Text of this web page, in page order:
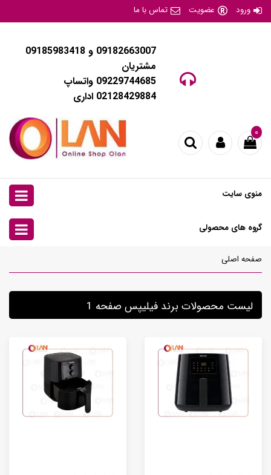
ورود عضویت تماس با ما
09182663007 و 09185983418
مشتریان
09229744685 واتساپ
02128429884 اداری
۰
منوی سایت
گروه های محصولی
صفحه اصلی
لیست محصولات برند فیلیپس صفحه 1